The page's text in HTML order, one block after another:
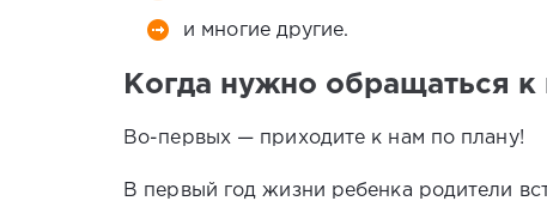
и многие другие.
Когда нужно обращаться к
Во-первых — приходите к нам по плану!
В первый год жизни ребенка родители